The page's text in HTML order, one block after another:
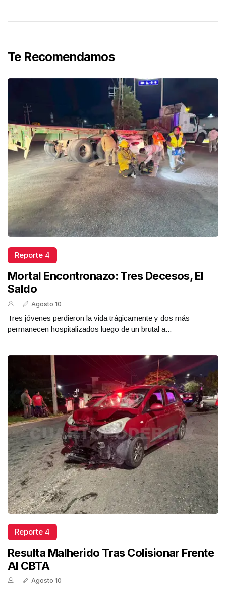
Te Recomendamos
Reporte 4
Mortal Encontronazo: Tres Decesos, El
Saldo
Agosto 10
Tres jóvenes perdieron la vida trágicamente y dos más
permanecen hospitalizados luego de un brutal a...
Reporte 4
Resulta Malherido Tras Colisionar Frente
Al CBTA
Agosto 10